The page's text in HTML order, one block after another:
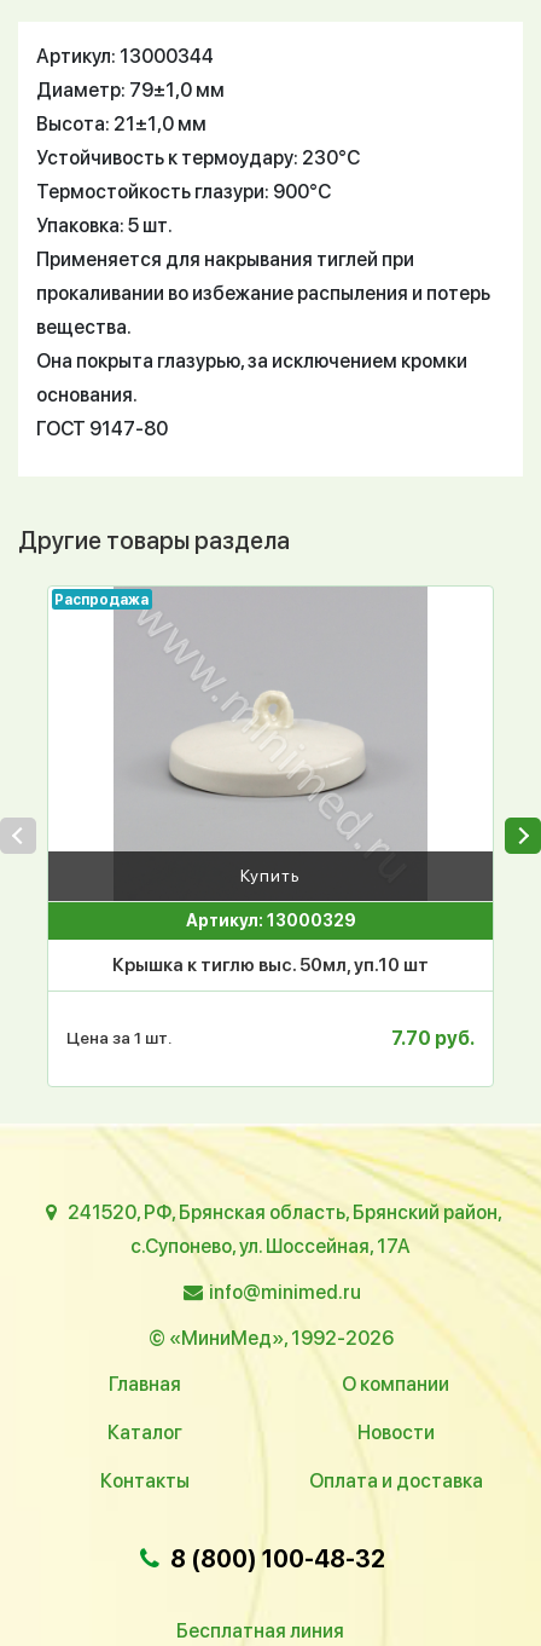
Артикул: 13000344
Диаметр: 79±1,0 мм
Высота: 21±1,0 мм
Устойчивость к термоудару: 230°С
Термостойкость глазури: 900°С
Упаковка: 5 шт.
Применяется для накрывания тиглей при
прокаливании во избежание распыления и потерь
вещества.
Она покрыта глазурью, за исключением кромки
основания.
ГОСТ 9147-80
Другие товары раздела
Распродажа
Купить
Артикул: 13000329
Крышка к тиглю выс. 50мл, уп.10 шт
Цена за 1 шт. 7.70 руб.
241520, РФ, Брянская область, Брянский район,
с.Супонево, ул. Шоссейная, 17А
info@minimed.ru
© «МиниМед», 1992-2026
Главная
О компании
Каталог Новости
Контакты Оплата и доставка
8 (800) 100-48-32
Бесплатная линия